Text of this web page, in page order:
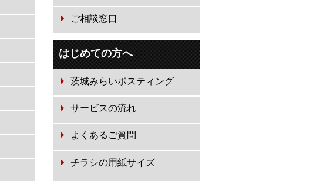
ご相談窓口
はじめての方へ
茨城みらいポスティング
サービスの流れ
よくあるご質問
チラシの用紙サイズ